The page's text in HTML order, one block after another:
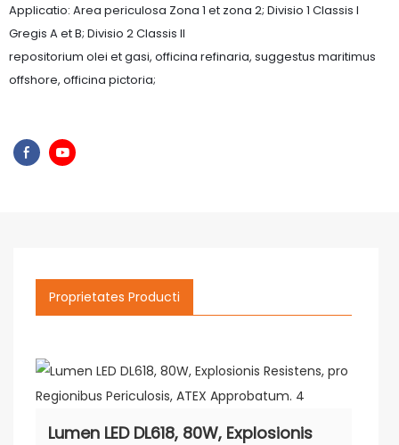
Applicatio: Area periculosa Zona 1 et zona 2; Divisio 1 Classis I
Gregis A et B; Divisio 2 Classis II
repositorium olei et gasi, officina refinaria, suggestus maritimus
offshore, officina pictoria;
Proprietates Producti
Lumen LED DL618, 80W, Explosionis